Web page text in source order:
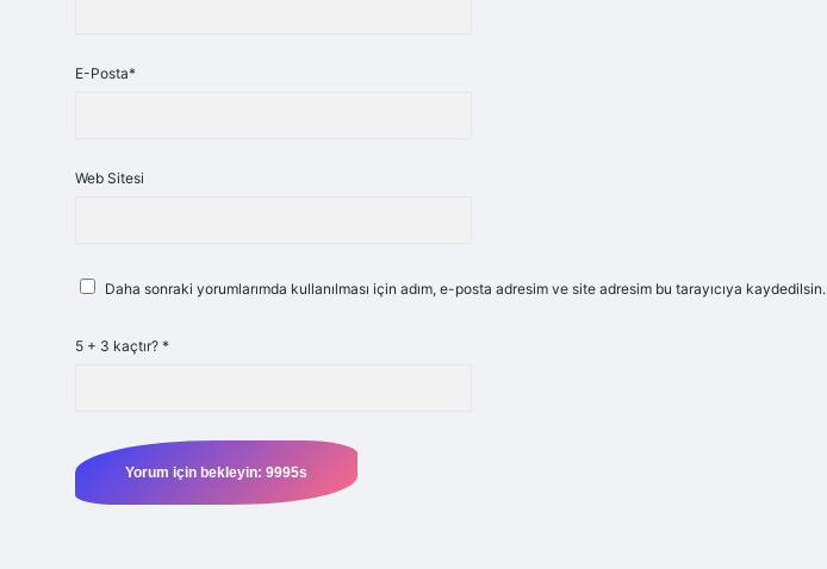
E-Posta*
Web Sitesi
Daha sonraki yorumlarımda kullanılması için adım, e-posta adresim ve site adresim bu tarayıcıya kaydedilsin.
5 + 3 kaçtır? *